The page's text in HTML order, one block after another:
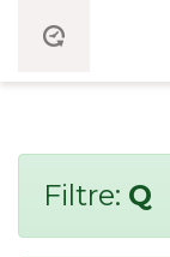
Filtre: Q